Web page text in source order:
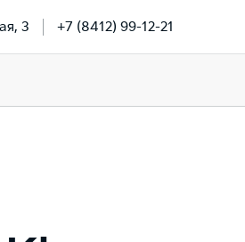
3 +7 (8412) 99-12-21